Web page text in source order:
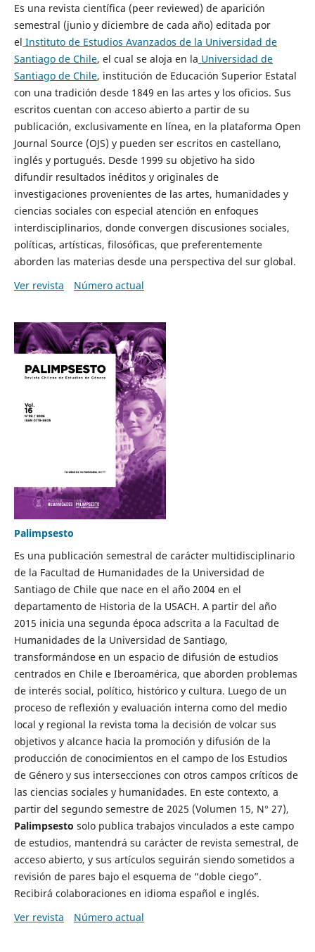
Es una revista científica (peer reviewed) de aparición
semestral (junio y diciembre de cada año) editada por
el Instituto de Estudios Avanzados de la Universidad de
Santiago de Chile, el cual se aloja en la Universidad de
Santiago de Chile, institución de Educación Superior Estatal
con una tradición desde 1849 en las artes y los oficios. Sus
escritos cuentan con acceso abierto a partir de su
publicación, exclusivamente en línea, en la plataforma Open
Journal Source (OJS) y pueden ser escritos en castellano,
inglés y portugués. Desde 1999 su objetivo ha sido
difundir resultados inéditos y originales de
investigaciones provenientes de las artes, humanidades y
ciencias sociales con especial atención en enfoques
interdisciplinarios, donde convergen discusiones sociales,
políticas, artísticas, filosóficas, que preferentemente
aborden las materias desde una perspectiva del sur global.
Ver revista
Número actual
Palimpsesto
Es una publicación semestral de carácter multidisciplinario
de la Facultad de Humanidades de la Universidad de
Santiago de Chile que nace en el año 2004 en el
departamento de Historia de la USACH. A partir del año
2015 inicia una segunda época adscrita a la Facultad de
Humanidades de la Universidad de Santiago,
transformándose en un espacio de difusión de estudios
centrados en Chile e Iberoamérica, que aborden problemas
de interés social, político, histórico y cultura. Luego de un
proceso de reflexión y evaluación interna como del medio
local y regional la revista toma la decisión de volcar sus
objetivos y alcance hacia la promoción y difusión de la
producción de conocimientos en el campo de los Estudios
de Género y sus intersecciones con otros campos críticos de
las ciencias sociales y humanidades. En este contexto, a
partir del segundo semestre de 2025 (Volumen 15, N° 27),
Palimpsesto solo publica trabajos vinculados a este campo
de estudios, mantendrá su carácter de revista semestral, de
acceso abierto, y sus artículos seguirán siendo sometidos a
revisión de pares bajo el esquema de “doble ciego”.
Recibirá colaboraciones en idioma español e inglés.
Ver revista
Número actual